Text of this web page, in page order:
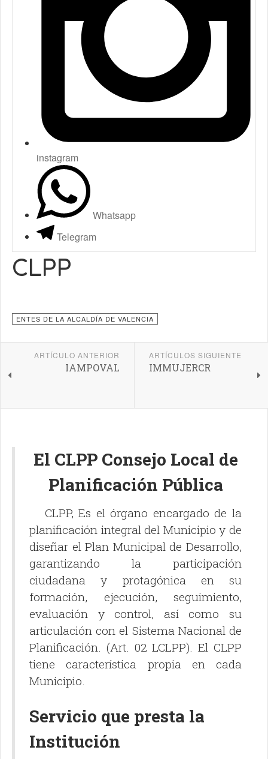
instagram
Whatsapp
Telegram
CLPP
ENTES DE LA ALCALDÍA DE VALENCIA
ARTÍCULO ANTERIOR
IAMPOVAL
ARTÍCULOS SIGUIENTE
IMMUJERCR
El CLPP Consejo Local de
Planificación Pública
CLPP, Es el órgano encargado de la
planificación integral del Municipio y de
diseñar el Plan Municipal de Desarrollo,
garantizando la participación
ciudadana y protagónica en su
formación, ejecución, seguimiento,
evaluación y control, así como su
articulación con el Sistema Nacional de
Planificación. (Art. 02 LCLPP). El CLPP
tiene característica propia en cada
Municipio.
Servicio que presta la
Institución